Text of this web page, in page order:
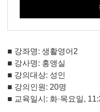
■ 강좌명: 생활영어 2
■ 강사명: 홍앵실
■ 강의대상: 성인
■ 강의인원 : 20명
■ 교육일시 : 화·목요일,